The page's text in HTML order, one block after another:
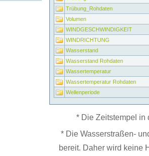
Trübung_Rohdaten
Volumen
WINDGESCHWINDIGKEIT
WINDRICHTUNG
Wasserstand
Wasserstand Rohdaten
Wassertemperatur
Wassertemperatur Rohdaten
Wellenperiode
* Die Zeitstempel in
* Die Wasserstraßen-
bereit. Daher wird keine